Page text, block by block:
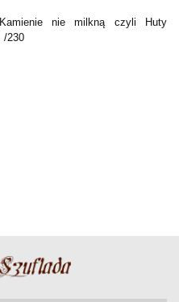
nie milkną czyli Huty
/230